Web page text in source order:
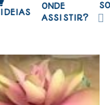
IDEIAS
ONDE
ASSISTIR?